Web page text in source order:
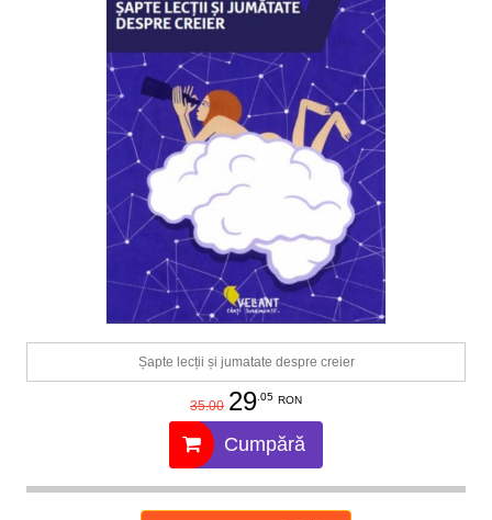
Șapte lecții și jumatate despre creier
35.00 29.05 RON
Cumpără